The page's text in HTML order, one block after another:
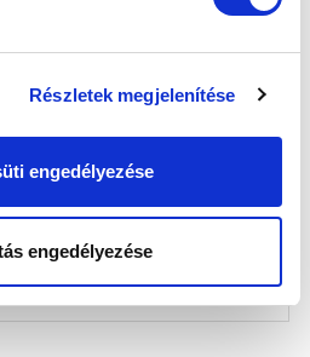
Részletek megjelenítése
engedélyezése
engedélyezése
ÉVBEN
(VIDEÓ)